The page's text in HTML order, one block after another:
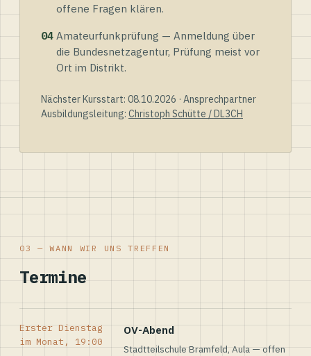
offene Fragen klären.
04 Amateurfunkprüfung — Anmeldung über
die Bundesnetzagentur, Prüfung meist vor
Ort im Distrikt.
Nächster Kursstart: 08.10.2026 · Ansprechpartner
Ausbildungsleitung: Christoph Schütte / DL3CH
03 — WANN WIR UNS TREFFEN
Termine
Erster Dienstag
im Monat, 19:00
OV-Abend
Stadtteilschule Bramfeld, Aula — offen